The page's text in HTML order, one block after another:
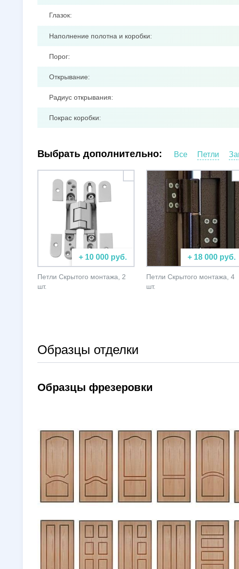
Глазок:
Наполнение полотна и коробки:
Порог:
Открывание:
Радиус открывания:
Покрас коробки:
Выбрать дополнительно: Все Петли
+ 10 000 руб.
Петли Скрытого монтажа, 2
шт.
+ 18 000 руб.
Петли Скрытого монтажа, 4
шт.
Образцы отделки
Образцы фрезеровки